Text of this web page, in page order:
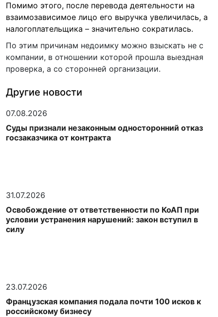
Помимо этого, после перевода деятельности на
взаимозависимое лицо его выручка увеличилась, а
налогоплательщика – значительно сократилась.
По этим причинам недоимку можно взыскать не с
компании, в отношении которой прошла выездная
проверка, а со сторонней организации.
Другие новости
07.08.2026
Суды признали незаконным односторонний отказ
госзаказчика от контракта
31.07.2026
Освобождение от ответственности по КоАП при
условии устранения нарушений: закон вступил в
силу
23.07.2026
Французская компания подала почти 100 исков к
российскому бизнесу